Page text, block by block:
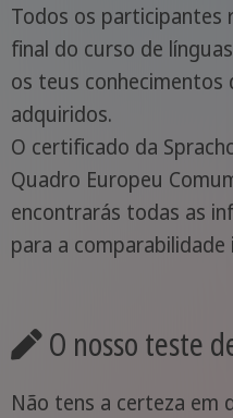
Todos os participantes
final do curso de
os teus conhecimentos
adquiridos.
O certificado da
Quadro Europeu
encontrarás todas as
para a comparabilidade
O nosso teste
Não tens a certeza em